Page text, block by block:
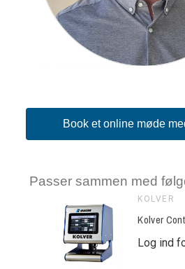
Book et online møde
Passer sammen med
KOLVER
Kolver
Log ind